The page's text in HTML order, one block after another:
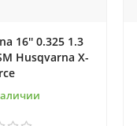
16'' 0.325 1.3
Husqvarna X-